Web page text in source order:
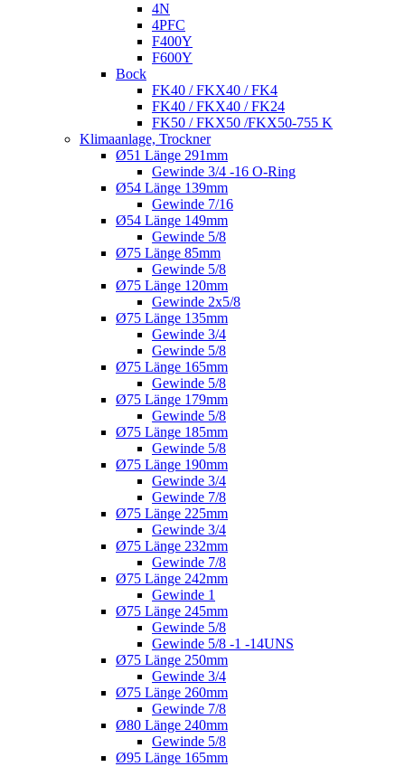
4N
4PFC
F400Y
F600Y
Bock
FK40 / FKX40 / FK4
FK40 / FKX40 / FK24
FK50 / FKX50 /FKX50-755 K
Klimaanlage, Trockner
Ø51 Länge 291mm
Gewinde 3/4 -16 O-Ring
Ø54 Länge 139mm
Gewinde 7/16
Ø54 Länge 149mm
Gewinde 5/8
Ø75 Länge 85mm
Gewinde 5/8
Ø75 Länge 120mm
Gewinde 2x5/8
Ø75 Länge 135mm
Gewinde 3/4
Gewinde 5/8
Ø75 Länge 165mm
Gewinde 5/8
Ø75 Länge 179mm
Gewinde 5/8
Ø75 Länge 185mm
Gewinde 5/8
Ø75 Länge 190mm
Gewinde 3/4
Gewinde 7/8
Ø75 Länge 225mm
Gewinde 3/4
Ø75 Länge 232mm
Gewinde 7/8
Ø75 Länge 242mm
Gewinde 1
Ø75 Länge 245mm
Gewinde 5/8
Gewinde 5/8 -1 -14UNS
Ø75 Länge 250mm
Gewinde 3/4
Ø75 Länge 260mm
Gewinde 7/8
Ø80 Länge 240mm
Gewinde 5/8
Ø95 Länge 165mm